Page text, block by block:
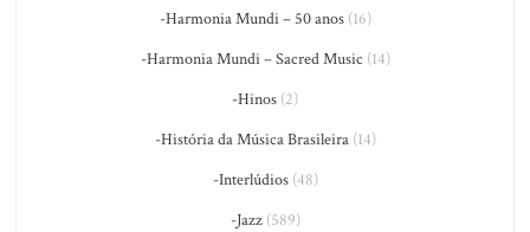
-Harmonia Mundi – 50 anos(16)
-Harmonia Mundi – Sacred Music (14)
-Hinos (2)
-História da Música Brasileira(14)
-Interlúdios(48)
-Jazz(589)